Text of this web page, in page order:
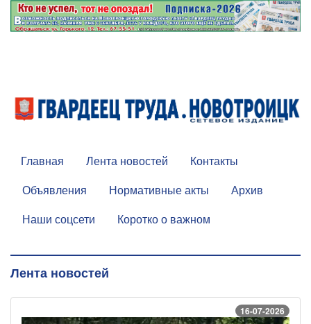
Главная Лента новостей
Контакты
Объявления
Нормативные акты
Архив
Наши соцсети
Коротко о важном
Лента новостей
16-07-2026